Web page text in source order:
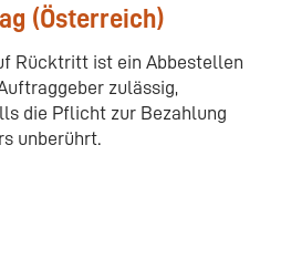
(Österreich)
Rücktritt ist ein Abbestellen
zulässig,
die Pflicht zur Bezahlung
unberührt.